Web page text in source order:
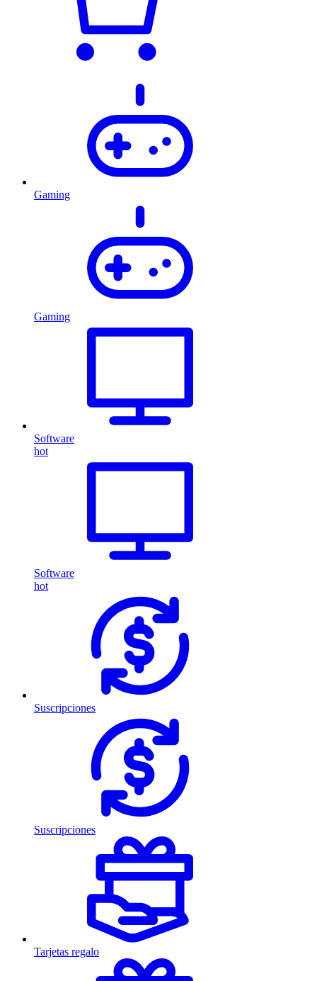
Gaming
Gaming
Software
hot
Software
hot
Suscripciones
Suscripciones
Tarjetas regalo